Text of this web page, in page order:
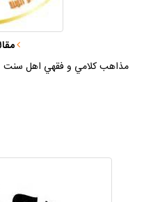
مذاهب كلامي و فقهي اهل سنت